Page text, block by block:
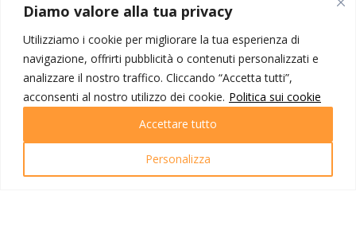
Diamo valore alla tua privacy
Utilizziamo i cookie per migliorare la tua esperienza di
navigazione, offrirti pubblicità o contenuti personalizzati e
analizzare il nostro traffico. Cliccando “Accetta tutti”,
acconsenti al nostro utilizzo dei cookie. Politica sui cookie
Personalizza
Accettare tutto
I NOSTRI PRODOTTI
Destinazioni
Partenze
Emozioni di viaggio
Newsletter
Ricerca Viaggi
INFO UTILI